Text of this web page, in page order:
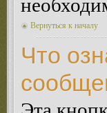
Вернуться к началу
Что